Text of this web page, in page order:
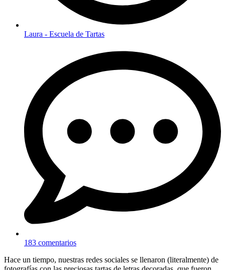
Laura - Escuela de Tartas
183 comentarios
Hace un tiempo, nuestras redes sociales se llenaron (literalmente) de